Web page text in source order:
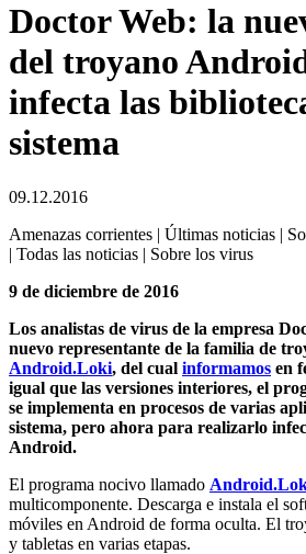
Doctor Web: la
del troyano
infecta las
sistema
09.12.2016
Amenazas corrientes | Últimas noticias |
| Todas las noticias | Sobre los virus
9 de diciembre de 2016
Los analistas de virus de la empresa
nuevo representante de la familia de
Android.Loki, del cual informamos en
igual que las versiones interiores, el
se implementa en procesos de varias
sistema, pero ahora para realizarlo
Android.
El programa nocivo llamado
multicomponente. Descarga e instala el
móviles en Android de forma oculta. El
y tabletas en varias etapas.